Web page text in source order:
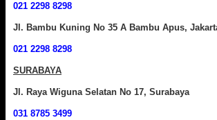
021 2298 8298
Jl. Bambu Kuning No 35 A Bambu Apus,
021 2298 8298
SURABAYA
Jl. Raya Wiguna Selatan No 17, Surabaya
031 8785 3499